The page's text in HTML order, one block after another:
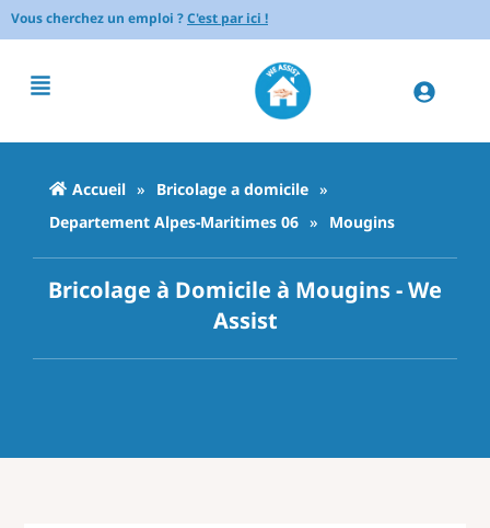
Vous cherchez un emploi ?C'est par ici !
Accueil » Bricolage a domicile »
Departement Alpes-Maritimes 06 » Mougins
Bricolage à Domicile à Mougins - We
Assist